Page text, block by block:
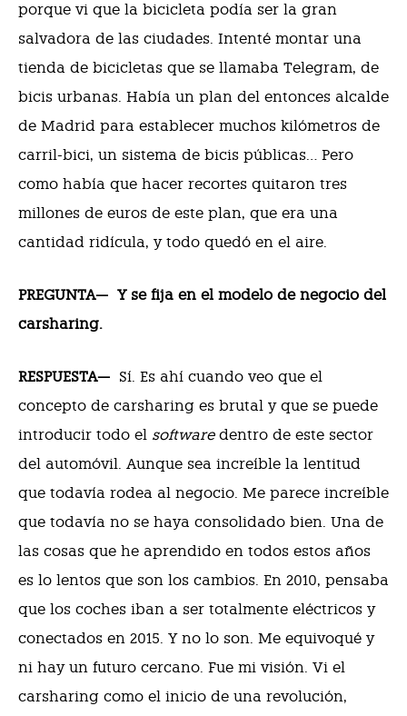
porque vi que la bicicleta podía ser la gran
salvadora de las ciudades. Intenté montar una
tienda de bicicletas que se llamaba Telegram, de
bicis urbanas. Había un plan del entonces alcalde
de Madrid para establecer muchos kilómetros de
carril-bici, un sistema de bicis públicas… Pero
como había que hacer recortes quitaron tres
millones de euros de este plan, que era una
cantidad ridícula, y todo quedó en el aire.
PREGUNTA— Y se fija en el modelo de negocio del
carsharing.
RESPUESTA— Sí. Es ahí cuando veo que el
concepto de carsharing es brutal y que se puede
introducir todo el softwaredentro de este sector
del automóvil. Aunque sea increíble la lentitud
que todavía rodea al negocio. Me parece increíble
que todavía no se haya consolidado bien. Una de
las cosas que he aprendido en todos estos años
es lo lentos que son los cambios. En 2010, pensaba
que los coches iban a ser totalmente eléctricos y
conectados en 2015. Y no lo son. Me equivoqué y
ni hay un futuro cercano. Fue mi visión. Vi el
carsharing como el inicio de una revolución,